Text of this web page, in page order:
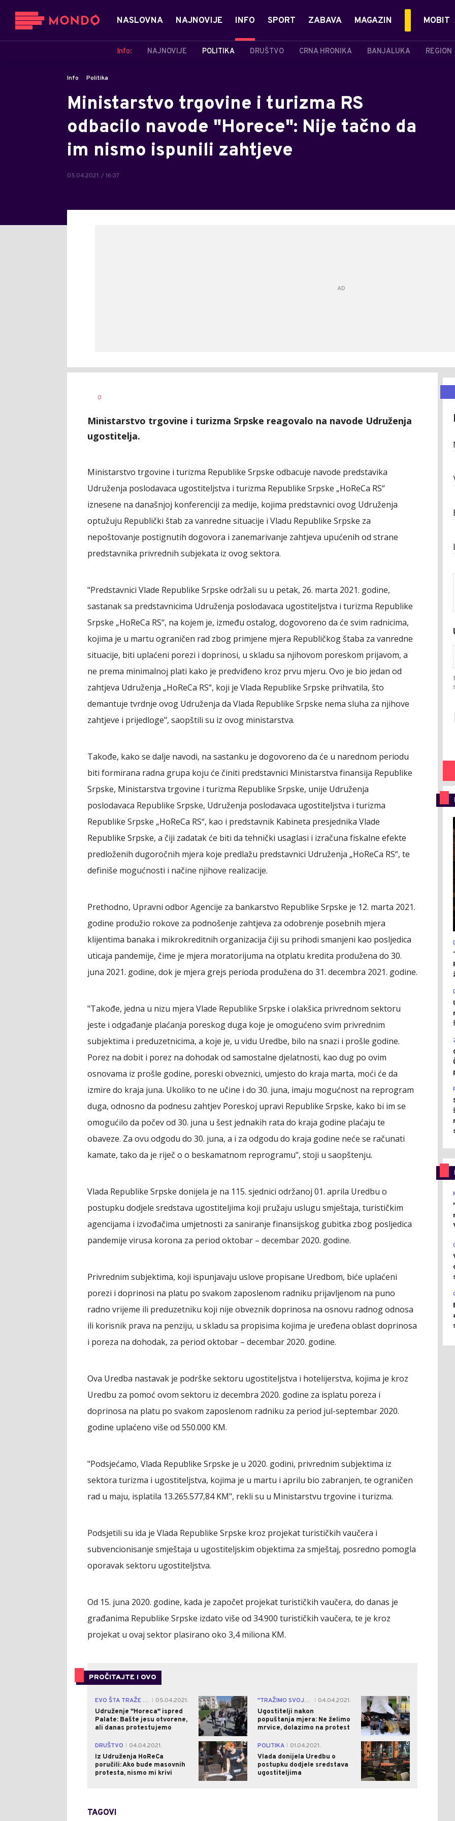
NASLOVNA NAJNOVIJE INFO
Info: NAJNOVIJE POLITIKA DRUŠTVO CRNA HRONIKA BANJALUKA REGION
SPORT ZABAVA MAGAZIN MOBIT
Info Politika
Ministarstvo trgovine i turizma RS
odbacilo navode "Horece": Nije tačno da
im nismo ispunili zahtjeve
05.04.2021. / 16:37
AUTOR
0
Ministarstvo trgovine i turizma Srpske reagovalo na navode Udruženja
ugostitelja.
Ministarstvo trgovine i turizma Republike Srpske odbacuje navode predstavika
Udruženja poslodavaca ugostiteljstva i turizma Republike Srpske „HoReCa RS“
iznesene na današnjoj konferenciji za medije, kojima predstavnici ovog Udruženja
optužuju Republički štab za vanredne situacije i Vladu Republike Srpske za
nepoštovanje postignutih dogovora i zanemarivanje zahtjeva upućenih od strane
predstavnika privrednih subjekata iz ovog sektora.
"Predstavnici Vlade Republike Srpske održali su u petak, 26. marta 2021. godine,
sastanak sa predstavnicima Udruženja poslodavaca ugostiteljstva i turizma Republike
Srpske „HoReCa RS“, na kojem je, između ostalog, dogovoreno da će svim radnicima,
kojima je u martu ograničen rad zbog primjene mjera Republičkog štaba za vanredne
situacije, biti uplaćeni porezi i doprinosi, u skladu sa njihovom poreskom prijavom, a
ne prema minimalnoj plati kako je predviđeno kroz prvu mjeru. Ovo je bio jedan od
zahtjeva Udruženja „HoReCa RS“, koji je Vlada Republike Srpske prihvatila, što
demantuje tvrdnje ovog Udruženja da Vlada Republike Srpske nema sluha za njihove
zahtjeve i prijedloge", saopštili su iz ovog ministarstva.
Takođe, kako se dalje navodi, na sastanku je dogovoreno da će u narednom periodu
biti formirana radna grupa koju će činiti predstavnici Ministarstva finansija Republike
Srpske, Ministarstva trgovine i turizma Republike Srpske, unije Udruženja
poslodavaca Republike Srpske, Udruženja poslodavaca ugostiteljstva i turizma
Republike Srpske „HoReCa RS“, kao i predstavnik Kabineta presjednika Vlade
Republike Srpske, a čiji zadatak će biti da tehnički usaglasi i izračuna fiskalne efekte
predloženih dugoročnih mjera koje predlažu predstavnici Udruženja „HoReCa RS“, te
definiše mogućnosti i načine njihove realizacije.
Prethodno, Upravni odbor Agencije za bankarstvo Republike Srpske je 12. marta 2021.
godine produžio rokove za podnošenje zahtjeva za odobrenje posebnih mjera
klijentima banaka i mikrokreditnih organizacija čiji su prihodi smanjeni kao posljedica
uticaja pandemije, čime je mjera moratorijuma na otplatu kredita produžena do 30.
juna 2021. godine, dok je mjera grejs perioda produžena do 31. decembra 2021. godine.
"Takođe, jedna u nizu mjera Vlade Republike Srpske i olakšica privrednom sektoru
jeste i odgađanje plaćanja poreskog duga koje je omogućeno svim privrednim
subjektima i preduzetnicima, a koje je, u vidu Uredbe, bilo na snazi i prošle godine.
Porez na dobit i porez na dohodak od samostalne djelatnosti, kao dug po ovim
osnovama iz prošle godine, poreski obveznici, umjesto do kraja marta, moći će da
izmire do kraja juna. Ukoliko to ne učine i do 30. juna, imaju mogućnost na reprogram
duga, odnosno da podnesu zahtjev Poreskoj upravi Republike Srpske, kako bi im se
omogućilo da počev od 30. juna u šest jednakih rata do kraja godine plaćaju te
obaveze. Za ovu odgodu do 30. juna, a i za odgodu do kraja godine neće se računati
kamate, tako da je riječ o o beskamatnom reprogramu", stoji u saopštenju.
Vlada Republike Srpske donijela je na 115. sjednici održanoj 01. aprila Uredbu o
postupku dodjele sredstava ugostiteljima koji pružaju uslugu smještaja, turističkim
agencijama i izvođačima umjetnosti za saniranje finansijskog gubitka zbog posljedica
pandemije virusa korona za period oktobar – decembar 2020. godine.
Privrednim subjektima, koji ispunjavaju uslove propisane Uredbom, biće uplaćeni
porezi i doprinosi na platu po svakom zaposlenom radniku prijavljenom na puno
radno vrijeme ili preduzetniku koji nije obveznik doprinosa na osnovu radnog odnosa
ili korisnik prava na penziju, u skladu sa propisima kojima je uređena oblast doprinosa
i poreza na dohodak, za period oktobar – decembar 2020. godine.
Ova Uredba nastavak je podrške sektoru ugostiteljstva i hotelijerstva, kojima je kroz
Uredbu za pomoć ovom sektoru iz decembra 2020. godine za isplatu poreza i
doprinosa na platu po svakom zaposlenom radniku za period jul-septembar 2020.
godine uplaćeno više od 550.000 KM.
"Podsjećamo, Vlada Republike Srpske je u 2020. godini, privrednim subjektima iz
sektora turizma i ugostiteljstva, kojima je u martu i aprilu bio zabranjen, te ograničen
rad u maju, isplatila 13.265.577,84 KM", rekli su u Ministarstvu trgovine i turizma.
Podsjetili su ida je Vlada Republike Srpske kroz projekat turističkih vaučera i
subvencionisanje smještaja u ugostiteljskim objektima za smještaj, posredno pomogla
oporavak sektoru ugostiteljstva.
Od 15. juna 2020. godine, kada je započet projekat turističkih vaučera, do danas je
građanima Republike Srpske izdato više od 34.900 turističkih vaučera, te je kroz
projekat u ovaj sektor plasirano oko 3,4 miliona KM.
PROČITAJTE I OVO
EVO ŠTA TRAŽE UGOSTITELJI
05.04.2021.
Udruženje ''Horeca'' ispred
Palate: Bašte jesu otvorene,
ali danas protestujemo
1 "TRAŽIMO SVOJA PRAVA NA DRUGI NAČIN"
04.04.2021.
Ugostitelji nakon
popuštanja mjera: Ne želimo
mrvice, dolazimo na protest
1
DRUŠTVO
04.04.2021.
Iz Udruženja HoReCa
poručili: Ako bude masovnih
protesta, nismo mi krivi
2 POLITIKA
01.04.2021.
Vlada donijela Uredbu o
postupku dodjele sredstava
ugostiteljima
0
TAGOVI